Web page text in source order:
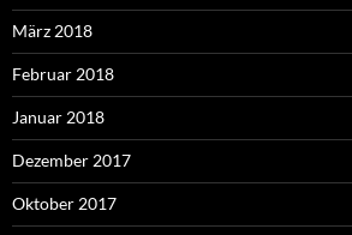
März 2018
Februar 2018
Januar 2018
Dezember 2017
Oktober 2017